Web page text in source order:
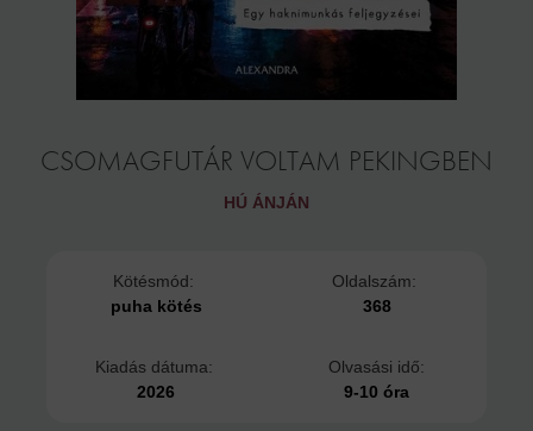
CSOMAGFUTÁR VOLTAM PEKINGBEN
HÚ ÁNJÁN
Kötésmód:
puha kötés
Oldalszám:
368
Kiadás dátuma:
2026
Olvasási idő:
9-10 óra